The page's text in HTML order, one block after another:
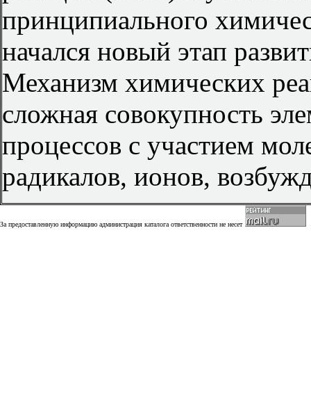
принципиального
начался новый этап
Механизм химических
сложная совокупность
процессов с участием
радикалов, ионов,
За предоставленную информацию администрация каталога ответственности не несет